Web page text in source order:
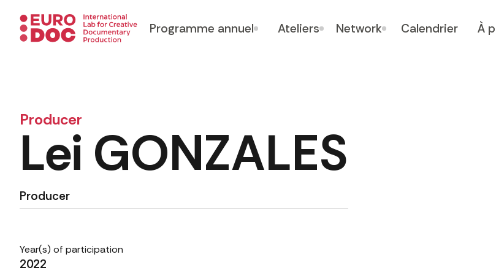
Programme annuel Ateliers Network Calendrier À
Producer
Lei GONZALES
Producer
Year(s) of participation
2022